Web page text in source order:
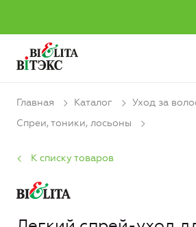
Главная Каталог
Уход за
Спреи, тоники, лосьоны
К списку товаров